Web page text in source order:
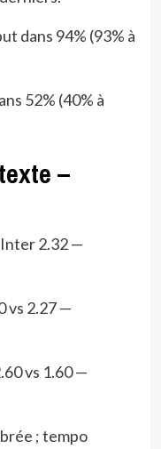
dans 94% (93% à
52% (40% à
–
Inter 2.32 —
vs 2.27 —
vs 1.60 —
; tempo